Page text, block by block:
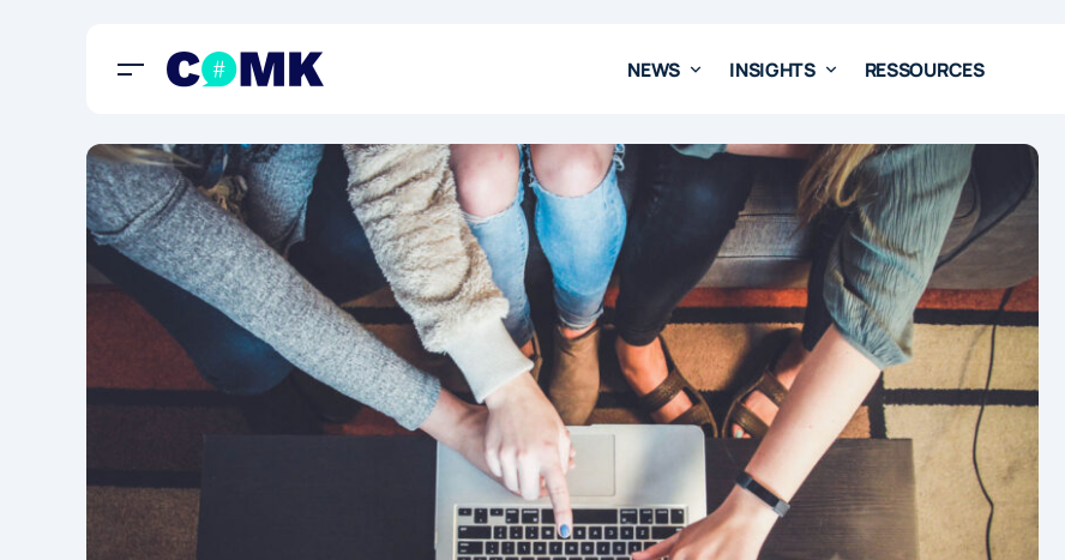
NEWS INSIGHTS RESSOURCES